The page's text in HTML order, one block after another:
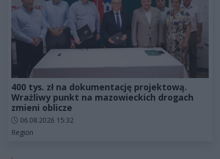
400 tys. zł na dokumentację projektową.
Wrażliwy punkt na mazowieckich drogach
zmieni oblicze
Data dodania artykułu:
06.08.2026 15:32
Kategorie artykułu:
Region